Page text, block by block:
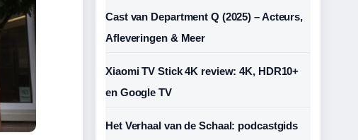
Cast van Department Q (2025) – Acteurs,
Afleveringen & Meer
Xiaomi TV Stick 4K review: 4K, HDR10+
en Google TV
Het Verhaal van de Schaal: podcastgids